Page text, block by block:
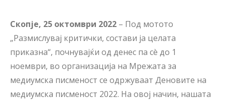
Скопје, 25 октомври 2022 – Под мотото
„Размислувај критички, состави ја целата
приказна“, почнувајќи од денес па сè до 1
ноември, во организација на Мрежата за
медиумска писменост се одржуваат Деновите на
медиумска писменост 2022. На овој начин, нашата